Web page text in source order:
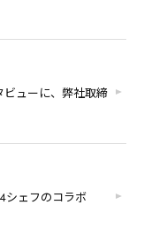
ビューに、弊社取締
シェフのコラボ